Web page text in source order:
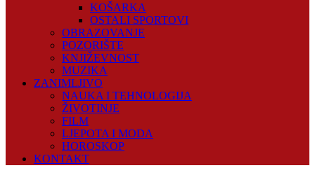
KOŠARKA
OSTALI SPORTOVI
OBRAZOVANJE
POZORIŠTE
KNJIŽEVNOST
MUZIKA
ZANIMLJIVO
NAUKA I TEHNOLOGIJA
ŽIVOTINJE
FILM
LJEPOTA I MODA
HOROSKOP
KONTAKT